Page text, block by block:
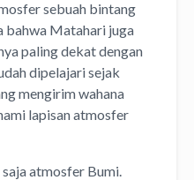
sebuah bintang
bahwa Matahari juga
paling dekat dengan
dipelajari sejak
mengirim wahana
lapisan atmosfer
atmosfer Bumi.